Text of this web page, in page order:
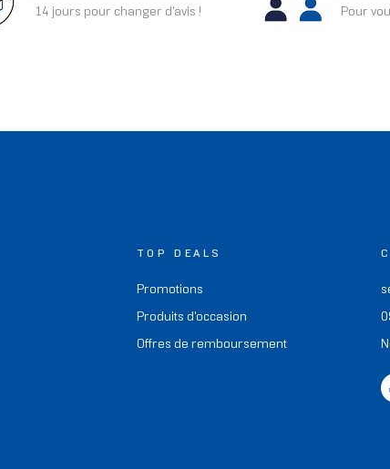
14 jours pour changer d'avis ! Pour
TOP DEALS
Promotions
Produits d'occasion
Offres de remboursement